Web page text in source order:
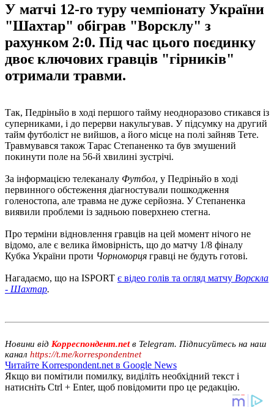
У матчі 12-го туру чемпіонату України
"Шахтар" обіграв "Ворсклу" з
рахунком 2:0. Під час цього поєдинку
двоє ключових гравців "гірників"
отримали травми.
Так, Педріньйо в ході першого тайму неодноразово стикався із
суперниками, і до перерви накульгував. У підсумку на другий
тайм футболіст не вийшов, а його місце на полі зайняв Тете.
Травмувався також Тарас Степаненко та був змушений
покинути поле на 56-й хвилині зустрічі.
За інформацією телеканалу Футбол, у Педріньйо в ході
первинного обстеження діагностували пошкодження
голеностопа, але травма не дуже серйозна. У Степаненка
виявили проблеми із задньою поверхнею стегна.
Про терміни відновлення гравців на цей момент нічого не
відомо, але є велика ймовірність, що до матчу 1/8 фіналу
Кубка України проти Чорноморця гравці не будуть готові.
Нагадаємо, що на ISPORT є відео голів та огляд матчу Ворскла
- Шахтар.
Новини від Корреспондент.netв Telegram. Підписуйтесь на наш
канал https://t.me/korrespondentnet
Читайте Korrespondent.net в Google News
Якщо ви помітили помилку, виділіть необхідний текст і
натисніть Ctrl + Enter, щоб повідомити про це редакцію.